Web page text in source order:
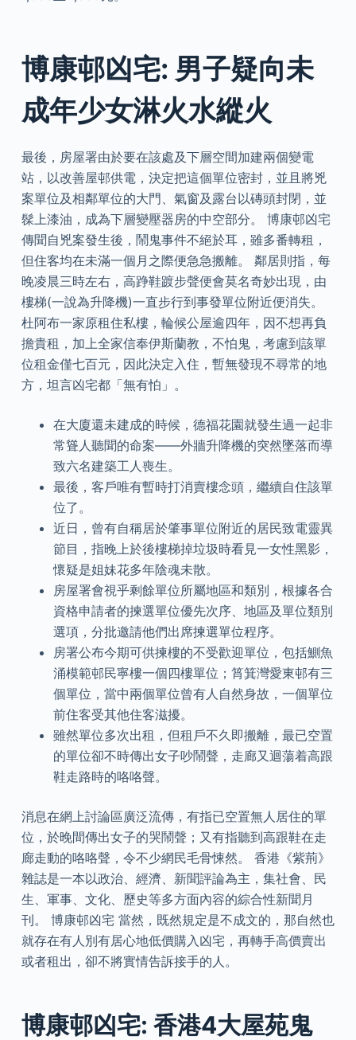
博康邨凶宅: 男子疑向未
成年少女淋火水縱火
最後，房屋署由於要在該處及下層空間加建兩個變電
站，以改善屋邨供電，決定把這個單位密封，並且將兇
案單位及相鄰單位的大門、氣窗及露台以磚頭封閉，並
髹上漆油，成為下層變壓器房的中空部分。 博康邨凶宅
傳聞自兇案發生後，鬧鬼事件不絕於耳，雖多番轉租，
但住客均在未滿一個月之際便急急搬離。 鄰居則指，每
晚凌晨三時左右，高踭鞋踱步聲便會莫名奇妙出現，由
樓梯(一說為升降機)一直步行到事發單位附近便消失。
杜阿布一家原租住私樓，輪候公屋逾四年，因不想再負
擔貴租，加上全家信奉伊斯蘭教，不怕鬼，考慮到該單
位租金僅七百元，因此決定入住，暫無發現不尋常的地
方，坦言凶宅都「無有怕」。
在大廈還未建成的時候，德福花園就發生過一起非
常聳人聽聞的命案——外牆升降機的突然墜落而導
致六名建築工人喪生。
最後，客戶唯有暫時打消賣樓念頭，繼續自住該單
位了。
近日，曾有自稱居於肇事單位附近的居民致電靈異
節目，指晚上於後樓梯掉垃圾時看見一女性黑影，
懷疑是姐妹花多年陰魂未散。
房屋署會視乎剩餘單位所屬地區和類別，根據各合
資格申請者的揀選單位優先次序、地區及單位類別
選項，分批邀請他們出席揀選單位程序。
房署公布今期可供揀樓的不受歡迎單位，包括鰂魚
涌模範邨民寧樓一個四樓單位；筲箕灣愛東邨有三
個單位，當中兩個單位曾有人自然身故，一個單位
前住客受其他住客滋擾。
雖然單位多次出租，但租戶不久即搬離，最已空置
的單位卻不時傳出女子吵鬧聲，走廊又迴蕩着高跟
鞋走路時的咯咯聲。
消息在網上討論區廣泛流傳，有指已空置無人居住的單
位，於晚間傳出女子的哭鬧聲；又有指聽到高跟鞋在走
廊走動的咯咯聲，令不少網民毛骨悚然。 香港《紫荊》
雜誌是一本以政治、經濟、新聞評論為主，集社會、民
生、軍事、文化、歷史等多方面內容的綜合性新聞月
刊。 博康邨凶宅 當然，既然規定是不成文的，那自然也
就存在有人別有居心地低價購入凶宅，再轉手高價賣出
或者租出，卻不將實情告訴接手的人。
博康邨凶宅: 香港4大屋苑鬼